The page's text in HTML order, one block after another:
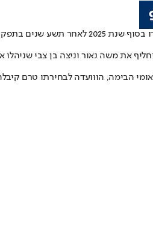
לעמוד בראש תיאטרון חיפה.
את משה נאור וניצה בן צבי שניהלו
הבימה, הווועדה לבחירתו טרם